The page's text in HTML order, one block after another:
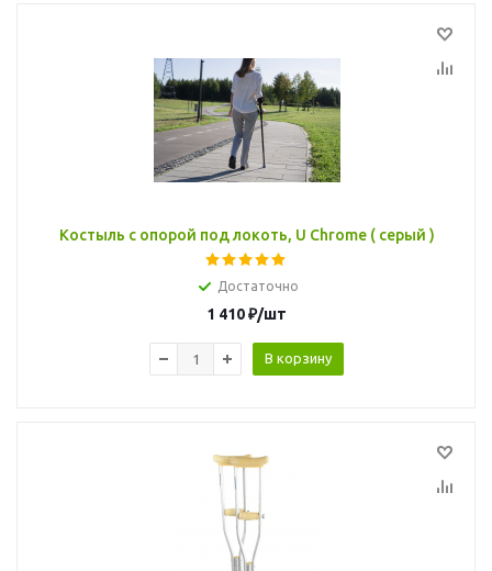
Костыль с опорой под локоть, U Chrome ( серый )
Достаточно
1 410₽/шт
В корзину